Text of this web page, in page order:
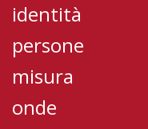
identità
persone
misura
onde